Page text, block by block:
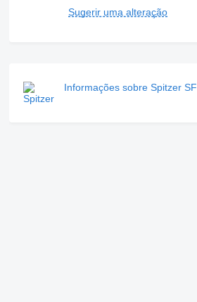
Sugerir uma alteração
Informações sobre Spitzer SF